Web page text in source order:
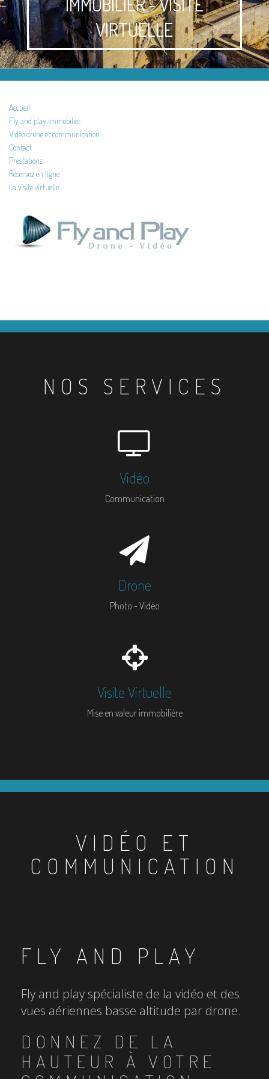
VIRTUELLE
Accueil
Fly and play immobilier
Vidéo drone et communication
Contact
Prestations
Réservez en ligne
La visite virtuelle
NOS SERVICES
Vidéo
Communication
Drone
Photo - Vidéo
Visite Virtuelle
Mise en valeur immobilière
VIDÉO ET
COMMUNICATION
FLY AND PLAY
Fly and play spécialiste de la vidéo et des
vues aériennes basse altitude par drone.
DONNEZ DE LA
HAUTEUR À VOTRE